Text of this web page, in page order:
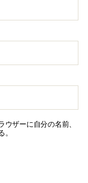
ザーに自分の名前、
。